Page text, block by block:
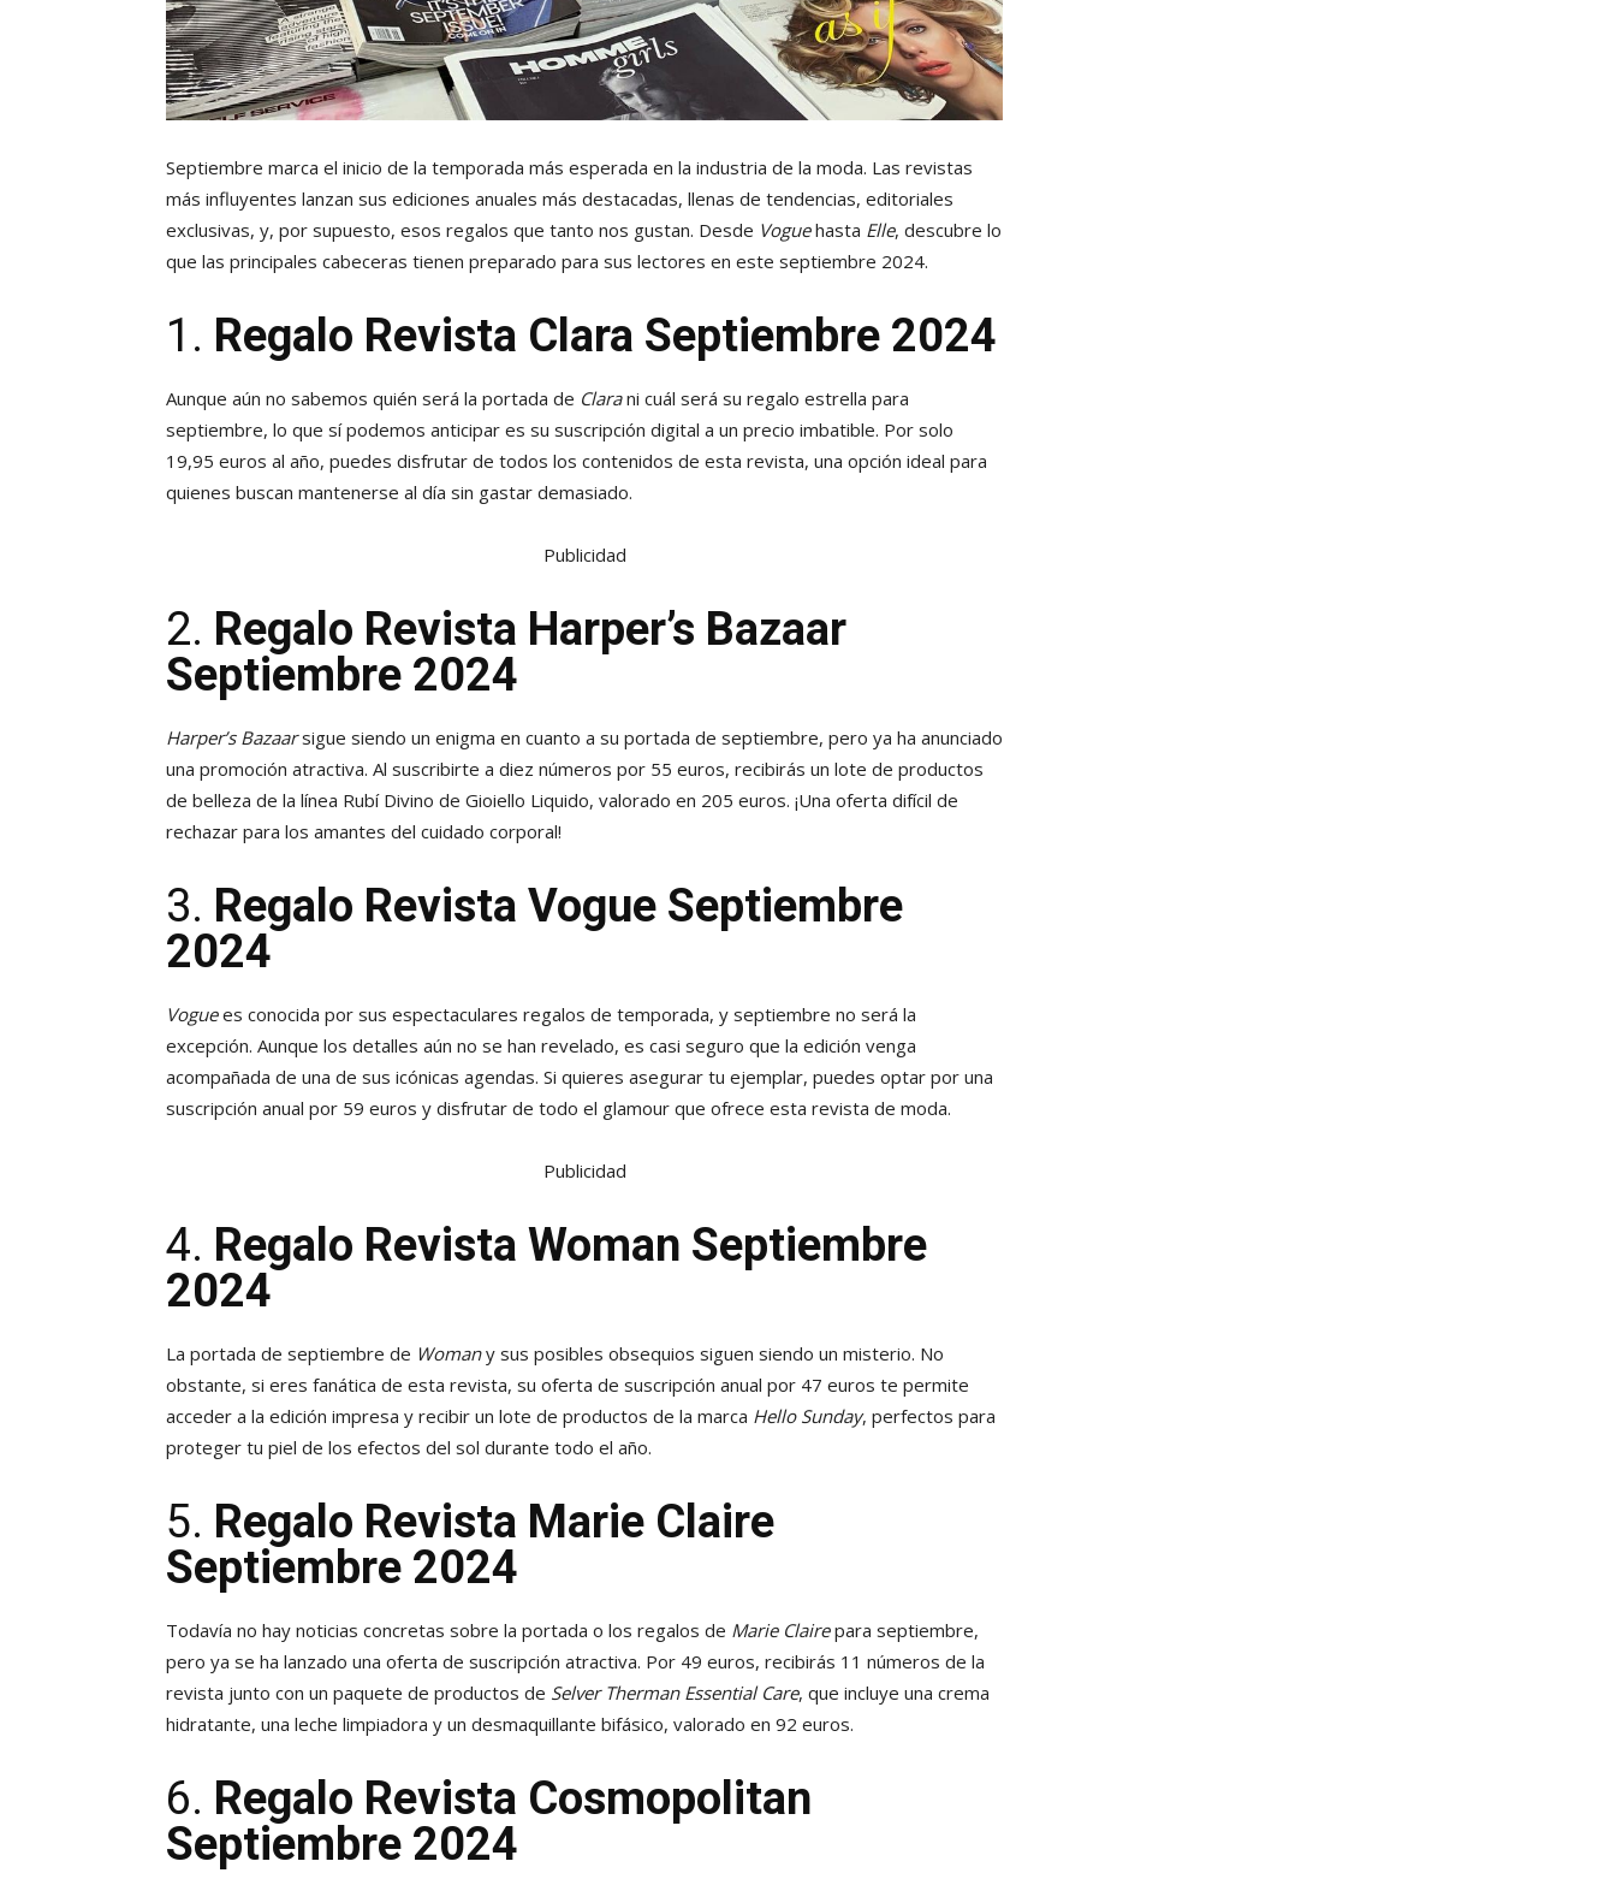
Septiembre marca el inicio de la temporada más esperada en la industria de la moda. Las revistas
más influyentes lanzan sus ediciones anuales más destacadas, llenas de tendencias, editoriales
exclusivas, y, por supuesto, esos regalos que tanto nos gustan. Desde Voguehasta Elle, descubre lo
que las principales cabeceras tienen preparado para sus lectores en este septiembre 2024.
1. Regalo Revista Clara Septiembre 2024
Aunque aún no sabemos quién será la portada de Clarani cuál será su regalo estrella para
septiembre, lo que sí podemos anticipar es su suscripción digital a un precio imbatible. Por solo
19,95 euros al año, puedes disfrutar de todos los contenidos de esta revista, una opción ideal para
quienes buscan mantenerse al día sin gastar demasiado.
Publicidad
2. Regalo Revista Harper’s Bazaar
Septiembre 2024
Harper’s Bazaarsigue siendo un enigma en cuanto a su portada de septiembre, pero ya ha anunciado
una promoción atractiva. Al suscribirte a diez números por 55 euros, recibirás un lote de productos
de belleza de la línea Rubí Divino de Gioiello Liquido, valorado en 205 euros. ¡Una oferta difícil de
rechazar para los amantes del cuidado corporal!
3. Regalo Revista Vogue Septiembre
2024
Voguees conocida por sus espectaculares regalos de temporada, y septiembre no será la
excepción. Aunque los detalles aún no se han revelado, es casi seguro que la edición venga
acompañada de una de sus icónicas agendas. Si quieres asegurar tu ejemplar, puedes optar por una
suscripción anual por 59 euros y disfrutar de todo el glamour que ofrece esta revista de moda.
Publicidad
4. Regalo Revista Woman Septiembre
2024
La portada de septiembre de Womany sus posibles obsequios siguen siendo un misterio. No
obstante, si eres fanática de esta revista, su oferta de suscripción anual por 47 euros te permite
acceder a la edición impresa y recibir un lote de productos de la marca Hello Sunday, perfectos para
proteger tu piel de los efectos del sol durante todo el año.
5. Regalo Revista Marie Claire
Septiembre 2024
Todavía no hay noticias concretas sobre la portada o los regalos de Marie Clairepara septiembre,
pero ya se ha lanzado una oferta de suscripción atractiva. Por 49 euros, recibirás 11 números de la
revista junto con un paquete de productos de Selver Therman Essential Care, que incluye una crema
hidratante, una leche limpiadora y un desmaquillante bifásico, valorado en 92 euros.
6. Regalo Revista Cosmopolitan
Septiembre 2024